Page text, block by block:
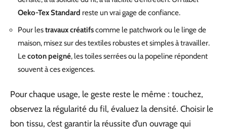
Oeko-Tex Standard reste un vrai gage de confiance.
Pour lestravaux créatifscomme le patchwork ou le linge de
maison, misez sur des textiles robustes et simples à travailler.
Lecoton peigné, les toiles serrées ou la popeline répondent
souvent à ces exigences.
Pour chaque usage, le geste reste le même : touchez,
observez la régularité du fil, évaluez la densité. Choisir le
bon tissu, c’est garantir la réussite d’un ouvrage qui